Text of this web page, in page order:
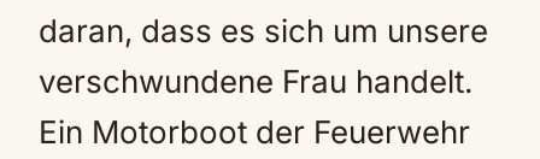
daran, dass es sich um unsere
verschwundene Frau handelt.
Ein Motorboot der Feuerwehr